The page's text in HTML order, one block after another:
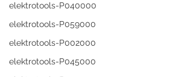
elektrotools-P040000
elektrotools-P059000
elektrotools-P002000
elektrotools-P045000